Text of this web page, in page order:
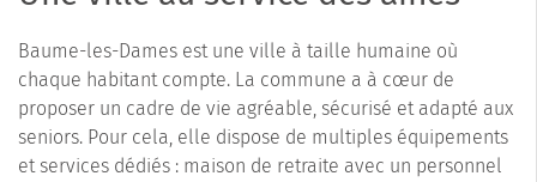
Baume-les-Dames est une ville à taille humaine où
chaque habitant compte. La commune a à cœur de
proposer un cadre de vie agréable, sécurisé et adapté aux
seniors. Pour cela, elle dispose de multiples équipements
et services dédiés : maison de retraite avec un personnel